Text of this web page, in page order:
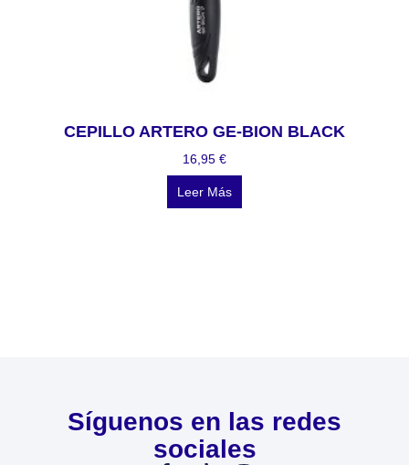
CEPILLO ARTERO GE-BION BLACK
16,95 €
Leer Más
Síguenos en las redes
sociales